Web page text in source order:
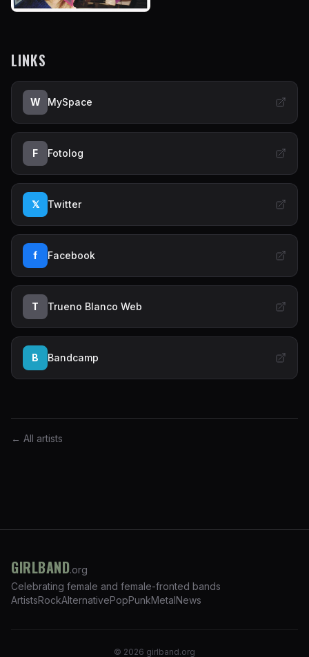
LINKS
W MySpace
F Fotolog
𝕏 Twitter
f Facebook
T Trueno Blanco Web
B Bandcamp
← All artists
GIRLBAND.org
Celebrating female and female-fronted bands
ArtistsRockAlternativePopPunkMetalNews
© 2026 girlband.org